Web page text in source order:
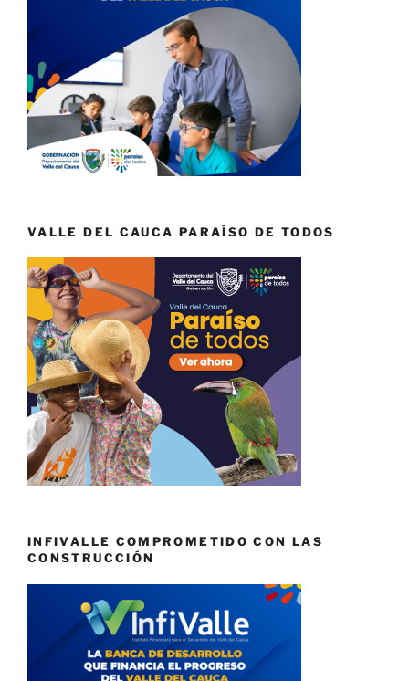
VALLE DEL CAUCA PARAÍSO DE TODOS
INFIVALLE COMPROMETIDO CON LAS
CONSTRUCCIÓN